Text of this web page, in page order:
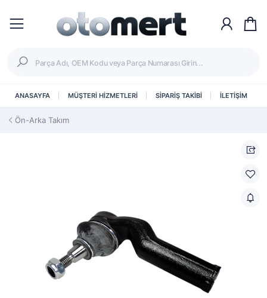
ANASAYFA MÜŞTERİ HİZMETLERİ SİPARİŞ TAKİBİ İLETİŞİM
Ön-Arka Takım